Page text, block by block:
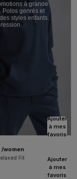
à grande
Polos genrés et
styles enfants.
Ajouter
à mes
favoris
/women
Fit
Ajouter
à mes
favoris